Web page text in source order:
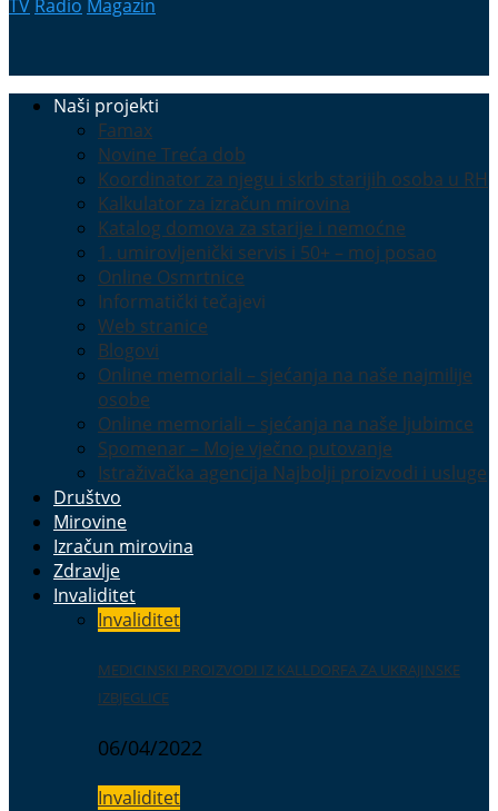
TV Radio Magazin
Naši projekti
Famax
Novine Treća dob
Koordinator za njegu i skrb starijih osoba u RH
Kalkulator za izračun mirovina
Katalog domova za starije i nemoćne
1. umirovljenički servis i 50+ – moj posao
Online Osmrtnice
Informatički tečajevi
Web stranice
Blogovi
Online memoriali – sjećanja na naše najmilije
osobe
Online memoriali – sjećanja na naše ljubimce
Spomenar – Moje vječno putovanje
Istraživačka agencija Najbolji proizvodi i usluge
Društvo
Mirovine
Izračun mirovina
Zdravlje
Invaliditet
Invaliditet
MEDICINSKI PROIZVODI IZ KALLDORFA ZA UKRAJINSKE
IZBJEGLICE
06/04/2022
Invaliditet